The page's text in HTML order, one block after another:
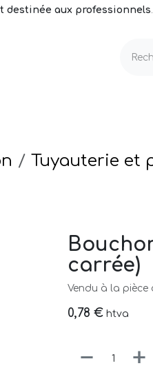
destinée aux professionnels.
Tuyauterie et
carrée)
Vendu à la pièce
0,78 € htva